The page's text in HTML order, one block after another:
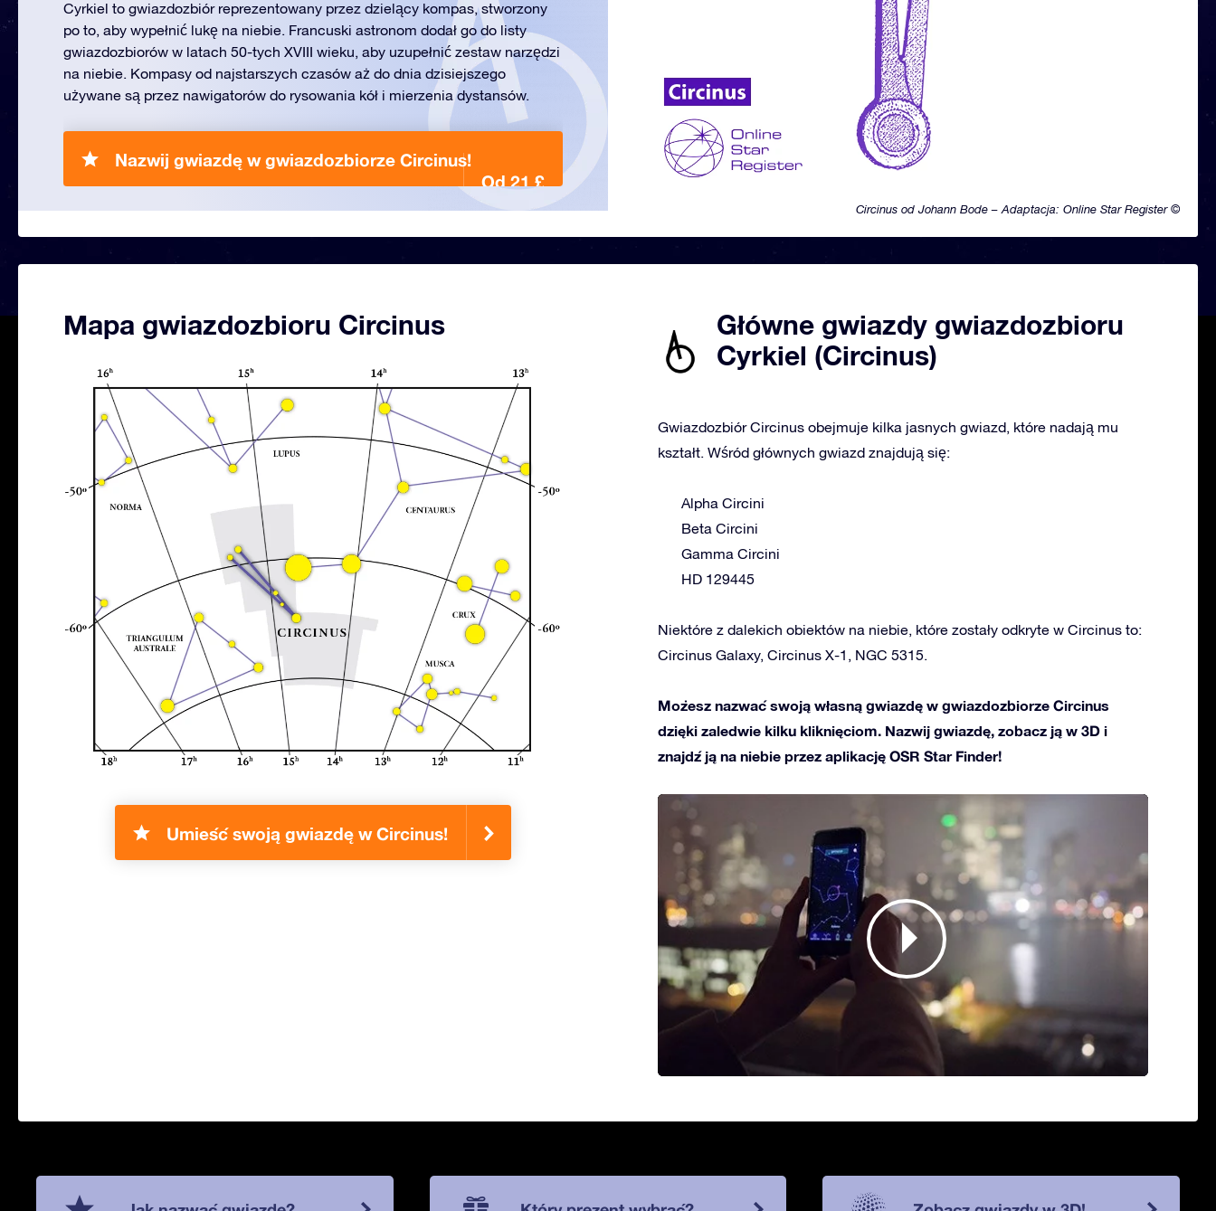
Circinus od Johann Bode – Adaptacja: Online Star Register ©
Cyrkiel to gwiazdozbiór reprezentowany przez dzielący kompas, stworzony
po to, aby wypełnić lukę na niebie. Francuski astronom dodał go do listy
gwiazdozbiorów w latach 50-tych XVIII wieku, aby uzupełnić zestaw narzędzi
na niebie. Kompasy od najstarszych czasów aż do dnia dzisiejszego
używane są przez nawigatorów do rysowania kół i mierzenia dystansów.
Nazwij gwiazdę w gwiazdozbiorze Circinus!
Od 21 £
Mapa gwiazdozbioru Circinus
Umieść swoją gwiazdę w Circinus!
Główne gwiazdy gwiazdozbioru
Cyrkiel (Circinus)
Gwiazdozbiór Circinus obejmuje kilka jasnych gwiazd, które nadają mu
kształt. Wśród głównych gwiazd znajdują się:
Alpha Circini
Beta Circini
Gamma Circini
HD 129445
Niektóre z dalekich obiektów na niebie, które zostały odkryte w Circinus to:
Circinus Galaxy, Circinus X-1, NGC 5315.
Możesz nazwać swoją własną gwiazdę w gwiazdozbiorze Circinus
dzięki zaledwie kilku kliknięciom. Nazwij gwiazdę, zobacz ją w 3D i
znajdź ją na niebie przez aplikację OSR Star Finder!